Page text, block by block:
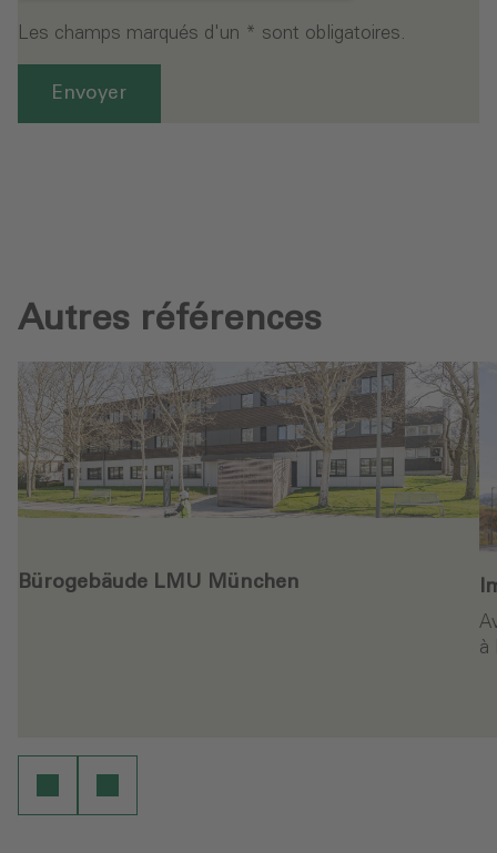
Les champs marqués d'un * sont obligatoires.
Envoyer
Autres références
Bürogebäude LMU München
à